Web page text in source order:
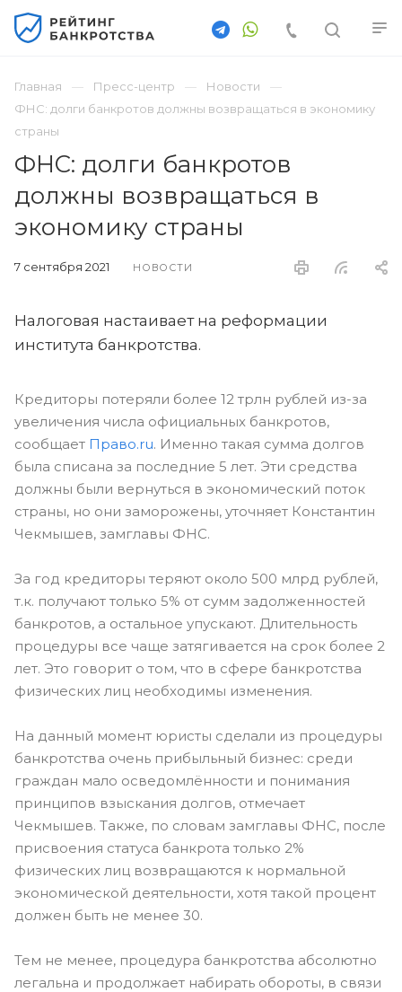
Главная Пресс-центр
Новости
ФНС: долги банкротов должны возвращаться в экономику
страны
ФНС: долги банкротов
должны возвращаться в
экономику страны
7 сентября 2021 НОВОСТИ
Налоговая настаивает на реформации
института банкротства.
Кредиторы потеряли более 12 трлн рублей из-за
увеличения числа официальных банкротов,
сообщает Право.ru. Именно такая сумма долгов
была списана за последние 5 лет. Эти средства
должны были вернуться в экономический поток
страны, но они заморожены, уточняет Константин
Чекмышев, замглавы ФНС.
За год кредиторы теряют около 500 млрд рублей,
т.к. получают только 5% от сумм задолженностей
банкротов, а остальное упускают. Длительность
процедуры все чаще затягивается на срок более 2
лет. Это говорит о том, что в сфере банкротства
физических лиц необходимы изменения.
На данный момент юристы сделали из процедуры
банкротства очень прибыльный бизнес: среди
граждан мало осведомлённости и понимания
принципов взыскания долгов, отмечает
Чекмышев. Также, по словам замглавы ФНС, после
присвоения статуса банкрота только 2%
физических лиц возвращаются к нормальной
экономической деятельности, хотя такой процент
должен быть не менее 30.
Тем не менее, процедура банкротства абсолютно
легальна и продолжает набирать обороты, в связи